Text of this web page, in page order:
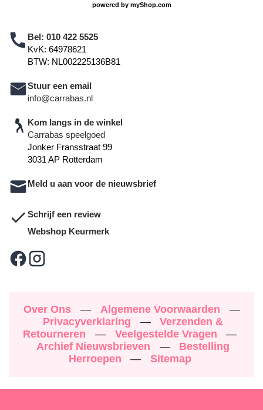
powered by myShop.com
Bel: 010 422 5525
KvK: 64978621
BTW: NL002225136B81
Stuur een email
info@carrabas.nl
Kom langs in de winkel
Carrabas speelgoed
Jonker Fransstraat 99
3031 AP Rotterdam
Meld u aan voor de nieuwsbrief
Schrijf een review
Webshop Keurmerk
Over Ons — Algemene Voorwaarden
—
Privacyverklaring
—
Verzenden &
Retourneren
— Veelgestelde Vragen
—
Archief Nieuwsbrieven
—
Bestelling
Herroepen
— Sitemap